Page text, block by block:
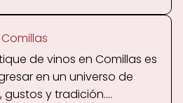
de vinos en Comillas es
en un universo de
y tradición....